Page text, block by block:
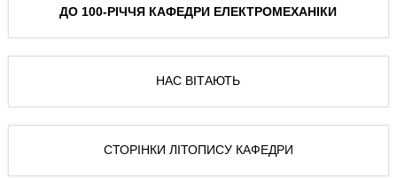
ДО 100-РІЧЧЯ КАФЕДРИ ЕЛЕКТРОМЕХАНІКИ
НАС ВІТАЮТЬ
СТОРІНКИ ЛІТОПИСУ КАФЕДРИ